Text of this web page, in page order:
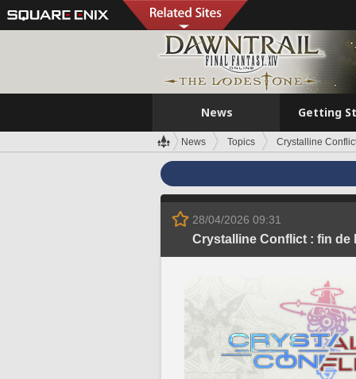
News Getting
News Topics Crystalline
28/04/2026 09:31
Crystalline Conflict : fin de